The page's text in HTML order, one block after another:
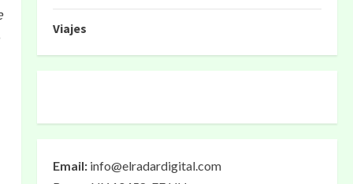
Viajes
Email: info@elradardigital.com